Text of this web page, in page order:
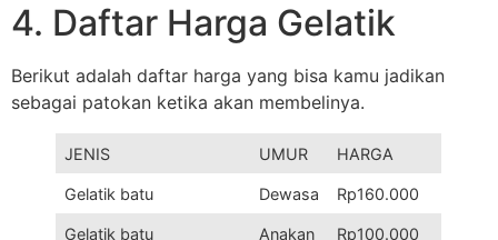
4. Daftar Harga Gelatik
Berikut adalah daftar harga yang bisa kamu jadikan
sebagai patokan ketika akan membelinya.
JENIS UMUR HARGA
Gelatik batu Dewasa Rp160.000
Gelatik batu Anakan Rp100.000